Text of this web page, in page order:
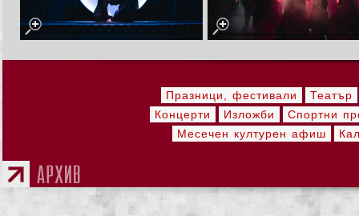
Празници, фестивали
Театър
Концерти
Изложби
Спортни
Месечен културен афиш